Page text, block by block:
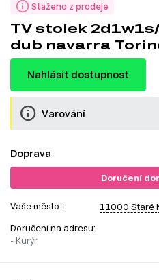
Staženo z prodeje
TV stolek
dub navarra
Nahlásit dostupnost
Varování
Doprava
Doručení
Vaše město: 11000 Staré
Doručení na adresu:
- Kurýr